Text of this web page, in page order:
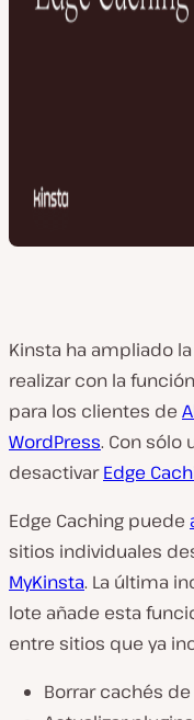
Kinsta ha ampliado
realizar con la
para los clientes de
WordPress. Con sólo
desactivarEdge
Edge Caching puede
sitios individuales
MyKinsta. La última
lote añade esta
entre sitios que ya
Borrar cachés